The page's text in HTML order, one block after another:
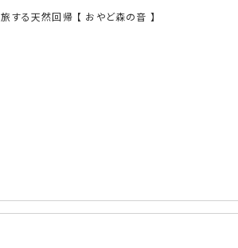
旅する天然回帰 【 おやど森の音 】